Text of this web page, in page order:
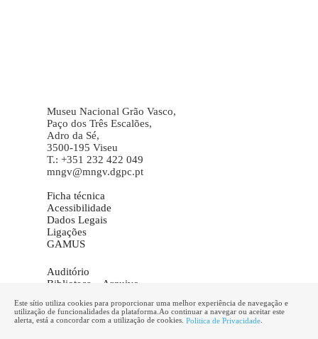
Museu Nacional Grão Vasco,
Paço dos Três Escalões,
Adro da Sé,
3500-195 Viseu
T.: +351 232 422 049
mngv@mngv.dgpc.pt
Ficha técnica
Acessibilidade
Dados Legais
Ligações
GAMUS
Auditório
Biblioteca – Arquivo
Informações
Marcação de visitas
Este sítio utiliza cookies para proporcionar uma melhor experiência de navegação e
utilização de funcionalidades da plataforma.Ao continuar a navegar ou aceitar este
alerta, está a concordar com a utilização de cookies. Politica de Privacidade